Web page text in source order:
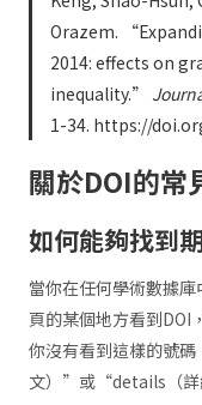
Orazem.
2014: effects on
inequality.”
1-34. https://
關於DOI的常
如何能夠找到
當你在任何學術數據
頁的某個地方看到
你沒有看到這樣的號
文）”或“details（詳